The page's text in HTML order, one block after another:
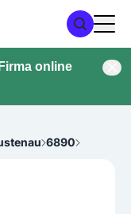
online
6890